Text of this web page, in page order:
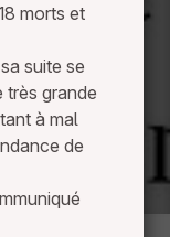
morts et
suite se
très grande
à mal
de